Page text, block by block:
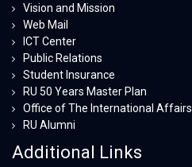
Vision and Mission
Web Mail
ICT Center
Public Relations
Student Insurance
RU 50 Years Master Plan
Office of The International Affairs
RU Alumni
Additional Links